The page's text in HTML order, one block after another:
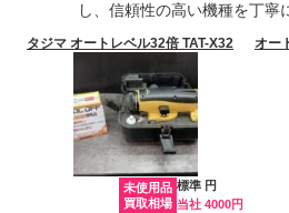
し、信頼性の高い機種を丁寧
タジマ オートレベル32倍 TAT-X32
未使用品
買取相場
標準 円
当社 4000円
オー